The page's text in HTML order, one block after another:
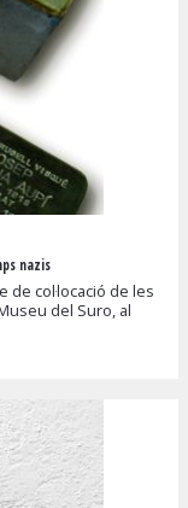
nazis
col·locació de les
del Suro, al